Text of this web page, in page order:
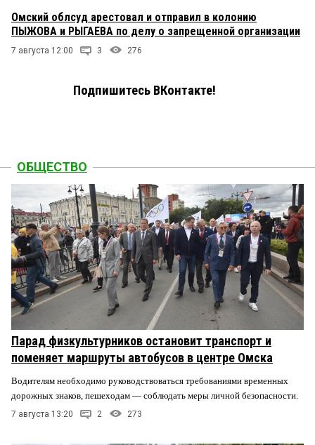
Омский облсуд арестовал и отправил в колонию
ПЫЖОВА и РЫГАЕВА по делу о запрещенной организации
7 августа 12:00 3 276
Подпишитесь ВКонтакте!
ОБЩЕСТВО
Парад физкультурников остановит транспорт и
поменяет маршруты автобусов в центре Омска
Водителям необходимо руководствоваться требованиями временных
дорожных знаков, пешеходам — соблюдать меры личной безопасности.
7 августа 13:20 2 273